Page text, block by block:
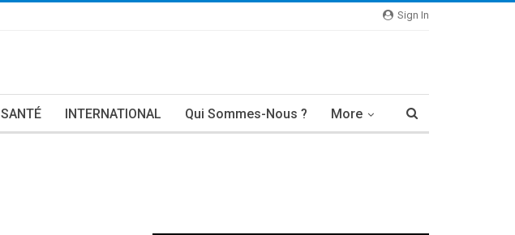
Sign In
SANTÉ INTERNATIONAL Qui Sommes-Nous ? More